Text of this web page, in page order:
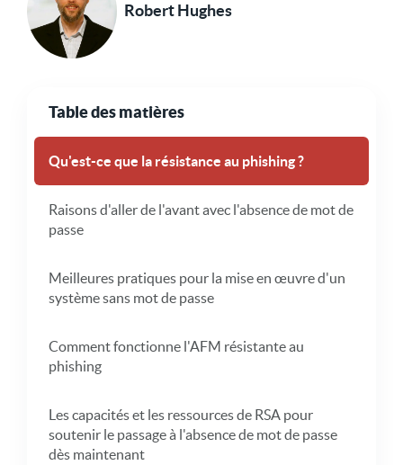
Robert Hughes
Table des matières
Qu'est-ce que la résistance au phishing ?
Raisons d'aller de l'avant avec l'absence de mot de
passe
Meilleures pratiques pour la mise en œuvre d'un
système sans mot de passe
Comment fonctionne l'AFM résistante au
phishing
Les capacités et les ressources de RSA pour
soutenir le passage à l'absence de mot de passe
dès maintenant